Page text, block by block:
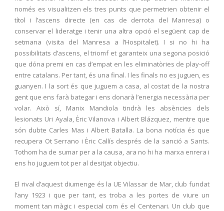
només es visualitzen els tres punts que permetrien obtenir el
títol i l’ascens directe (en cas de derrota del Manresa) o
conservar el lideratge i tenir una altra opció el següent cap de
setmana (visita del Manresa a l’Hospitalet). I si no hi ha
possibilitats d’ascens, el triomf et garanteix una segona posició
que dóna premi en cas d’empat en les eliminatòries de play-off
entre catalans. Per tant, és una final. I les finals no es juguen, es
guanyen. I la sort és que juguem a casa, al costat de la nostra
gent que ens farà bategar i ens donarà l’energia necessària per
volar. Això sí, Manix Mandiola tindrà les absències dels
lesionats Uri Ayala, Èric Vilanova i Albert Blázquez, mentre que
són dubte Carles Mas i Albert Batalla. La bona notícia és que
recupera Ot Serrano i Èric Callís després de la sanció a Sants.
Tothom ha de sumar per a la causa, ara no hi ha marxa enrera i
ens ho juguem tot per al desitjat objectiu.
El rival d’aquest diumenge és la UE Vilassar de Mar, club fundat
l’any 1923 i que per tant, es troba a les portes de viure un
moment tan màgic i especial com és el Centenari. Un club que